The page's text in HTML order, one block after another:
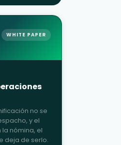
WHITE PAPER
no se
y el
nómina, el
deja de serlo.